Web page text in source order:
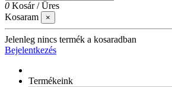
0 Kosár /Üres
Kosaram
×
Jelenleg nincs termék a kosaradban
Bejelentkezés
Termékeink